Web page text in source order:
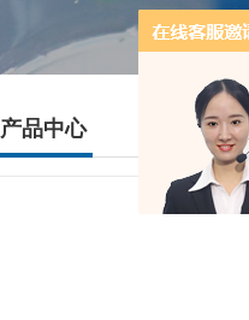
产品中心